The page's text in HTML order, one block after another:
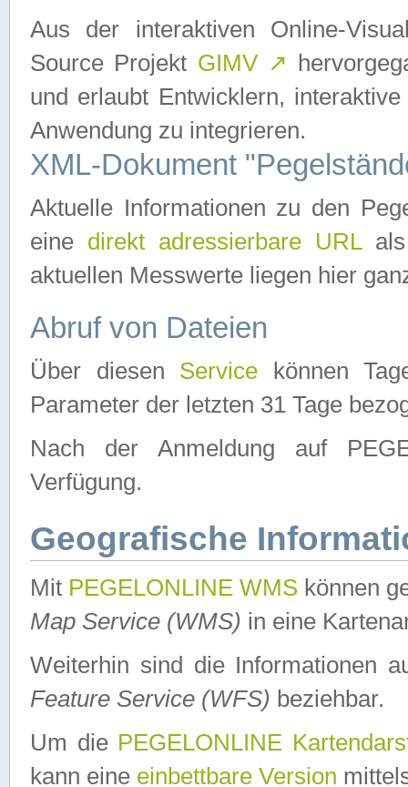
Aus der interaktiven Online-
Source Projekt GIMV ↗
und erlaubt Entwicklern,
Anwendung zu integrieren.
XML-Dokument
Aktuelle Informationen zu den
eine direkt adressierbare URLals
aktuellen Messwerte liegen hier
Abruf von Dateien
Über diesen Service können
Parameter der letzten 31 Tage
Nach der Anmeldung auf
Verfügung.
Geografische
Mit PEGELONLINE WMS können
Map Service (WMS) in eine
Weiterhin sind die Informationen
Feature Service (WFS) beziehbar.
Um die PEGELONLINE
kann eine einbettbare Version